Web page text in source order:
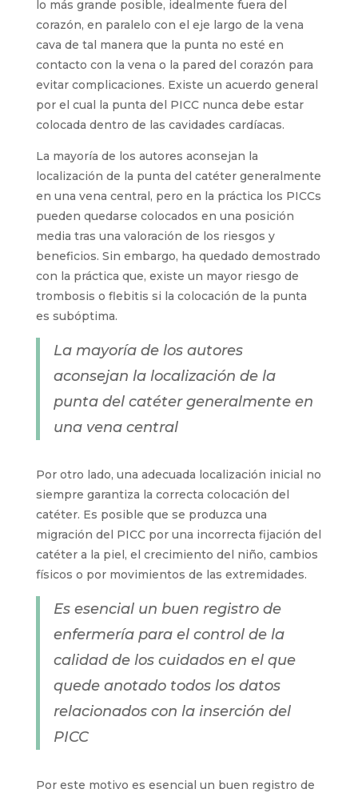
lo más grande posible, idealmente fuera del
corazón, en paralelo con el eje largo de la vena
cava de tal manera que la punta no esté en
contacto con la vena o la pared del corazón para
evitar complicaciones. Existe un acuerdo general
por el cual la punta del PICC nunca debe estar
colocada dentro de las cavidades cardíacas.
La mayoría de los autores aconsejan la
localización de la punta del catéter generalmente
en una vena central, pero en la práctica los PICCs
pueden quedarse colocados en una posición
media tras una valoración de los riesgos y
beneficios. Sin embargo, ha quedado demostrado
con la práctica que, existe un mayor riesgo de
trombosis o flebitis si la colocación de la punta
es subóptima.
La mayoría de los autores
aconsejan la localización de la
punta del catéter generalmente en
una vena central
Por otro lado, una adecuada localización inicial no
siempre garantiza la correcta colocación del
catéter. Es posible que se produzca una
migración del PICC por una incorrecta fijación del
catéter a la piel, el crecimiento del niño, cambios
físicos o por movimientos de las extremidades.
Es esencial un buen registro de
enfermería para el control de la
calidad de los cuidados en el que
quede anotado todos los datos
relacionados con la inserción del
PICC
Por este motivo es esencial un buen registro de